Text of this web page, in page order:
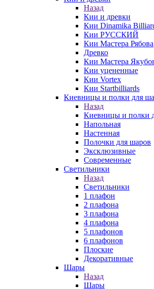
Назад
Кии и древки
Кии Dinamika
Кии РУССКИЙ
Кии Мастера Рябова
Древко
Кии Мастера
Кии уцененные
Кии Vortex
Кии Startbilliards
Киевницы и полки для
Назад
Киевницы и полки
Напольная
Настенная
Полочки для шаров
Эксклюзивные
Современные
Светильники
Назад
Светильники
1 плафон
2 плафона
3 плафона
4 плафона
5 плафонов
6 плафонов
Плоские
Декоративные
Шары
Назад
Шары